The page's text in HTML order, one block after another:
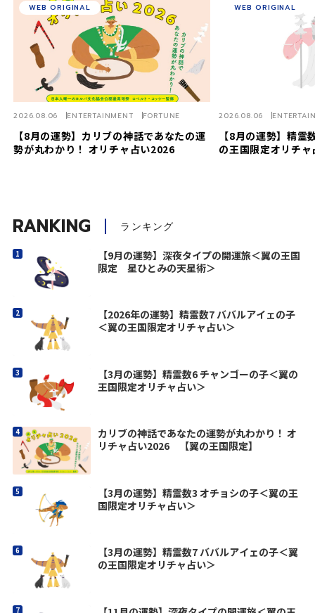
【8月の運勢】カリブの神話であなたの運
勢が丸わかり！ オリチャ占い2026
2026.08.06 ENTERTAINMENT FORTUNE
WEB ORIGINAL
【8月の運勢】精霊
の王国限定オリチャ
2026.08.06
WEB ORIGINAL
RANKING ランキング
【9月の運勢】深夜タイプの開運旅＜翼の王国
限定 星ひとみの天星術＞
【2026年の運勢】精霊数7 ババルアイェの子
＜翼の王国限定オリチャ占い＞
【3月の運勢】精霊数6 チャンゴーの子＜翼の
王国限定オリチャ占い＞
カリブの神話であなたの運勢が丸わかり！ オ
リチャ占い2026 【翼の王国限定】
【3月の運勢】精霊数3 オチョシの子＜翼の王
国限定オリチャ占い＞
【3月の運勢】精霊数7 ババルアイェの子＜翼
の王国限定オリチャ占い＞